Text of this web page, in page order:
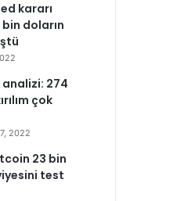
kararı
bin doların
analizi: 274
çok
2022
23 bin
test